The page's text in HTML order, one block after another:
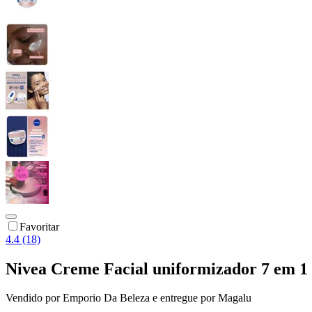
Favoritar
4.4 (18)
Nivea Creme Facial uniformizador 7 em 1
Vendido porEmporio Da Beleza e entregue por Magalu